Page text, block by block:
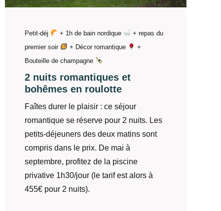
Petit-déj + 1h de bain nordique
+ repas du
premier soir
+ Décor romantique
+
Bouteille de champagne
2 nuits romantiques et
bohêmes en roulotte
Faîtes durer le plaisir : ce séjour
romantique se réserve pour 2 nuits. Les
petits-déjeuners des deux matins sont
compris dans le prix. De mai à
septembre, profitez de la piscine
privative 1h30/jour (le tarif est alors à
455€ pour 2 nuits).